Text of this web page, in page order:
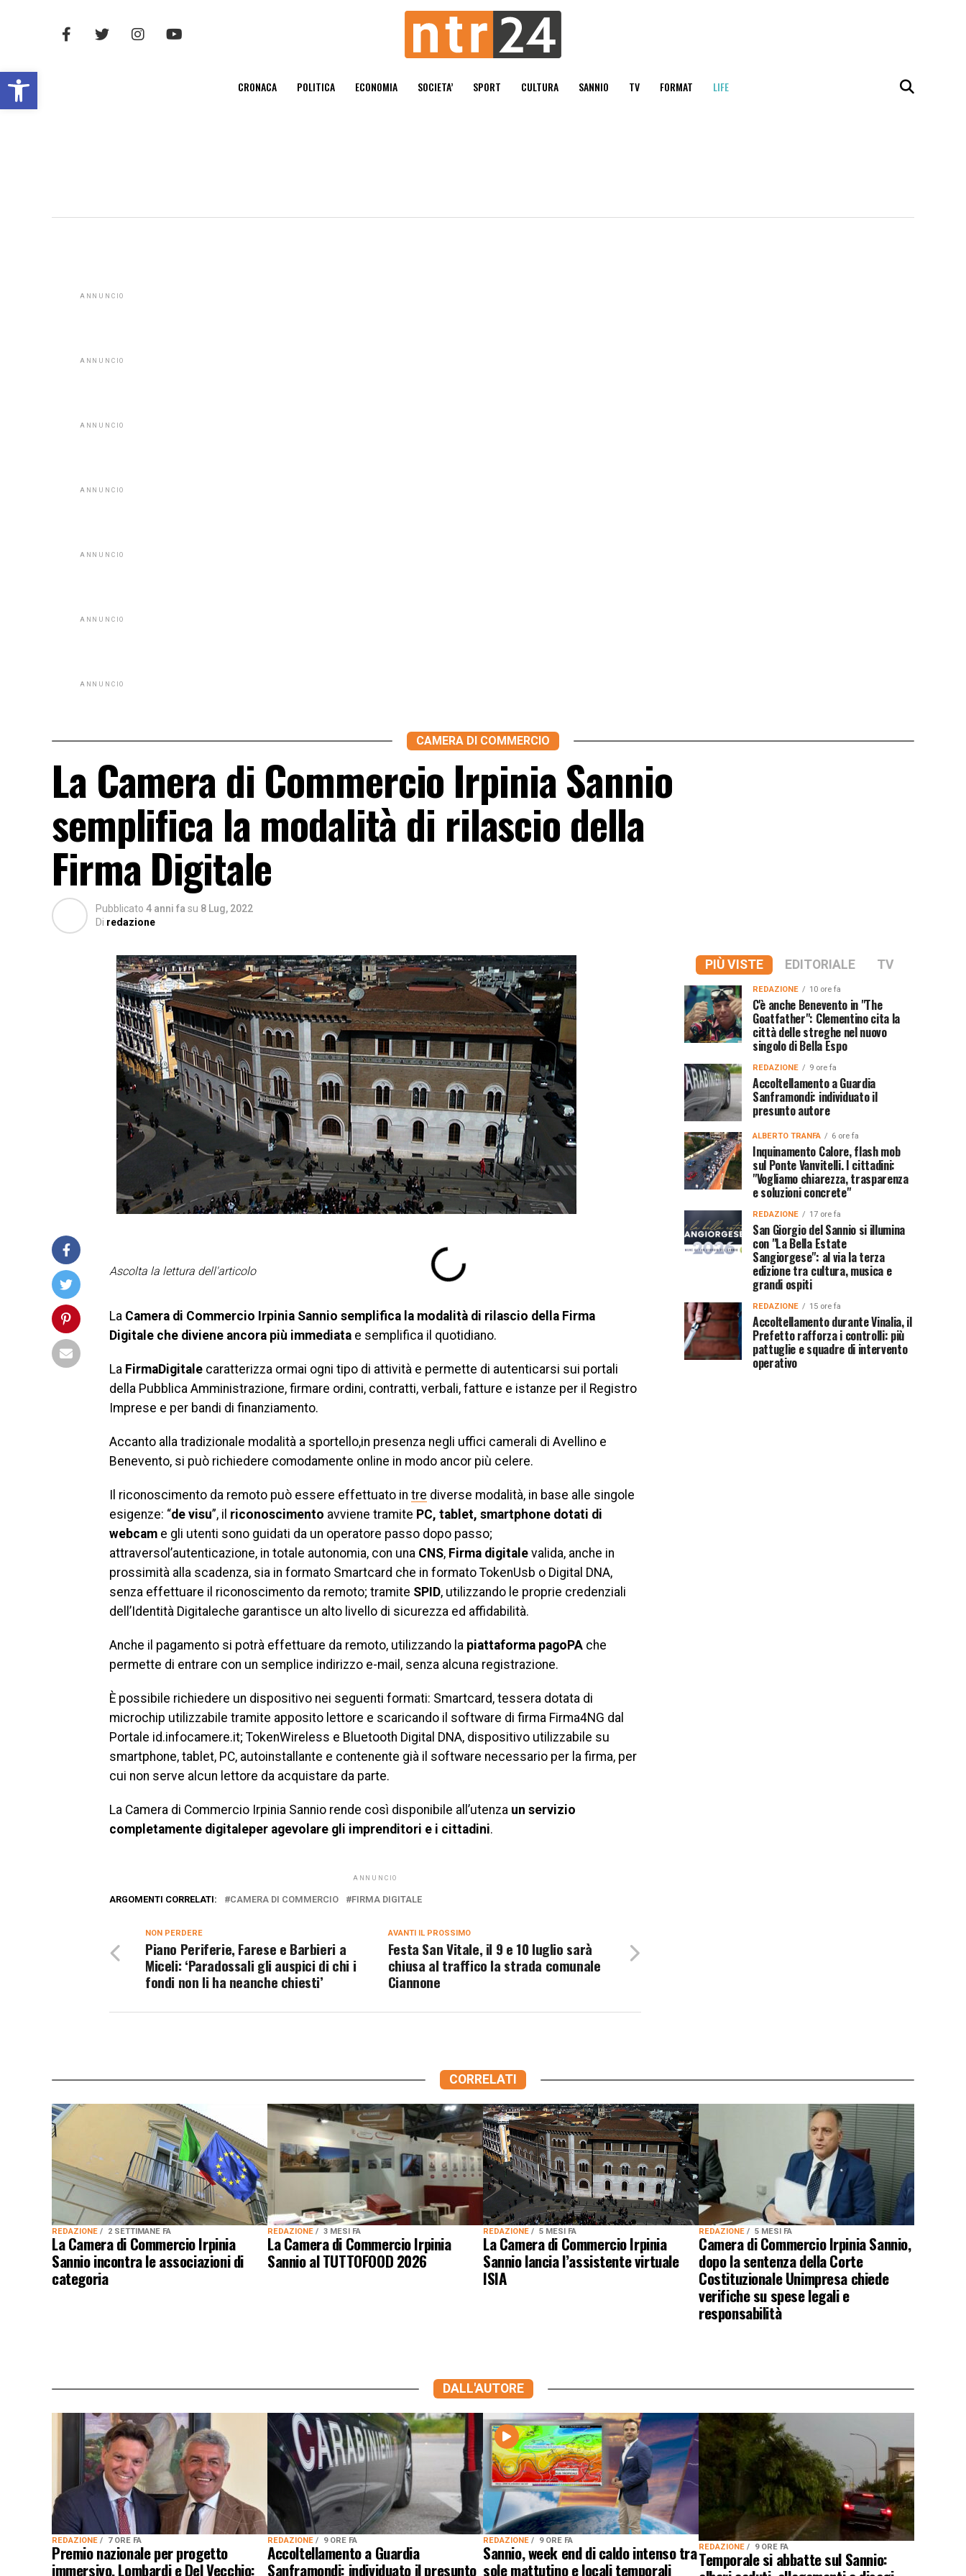
Open toolbar CRONACA POLITICA ECONOMIA SOCIETA’ SPORT CULTURA SANNIO TV FORMAT LIFE
ANNUNCIO
ANNUNCIO
ANNUNCIO
ANNUNCIO
ANNUNCIO
ANNUNCIO
ANNUNCIO
CAMERA DI COMMERCIO
La Camera di Commercio Irpinia Sannio
semplifica la modalità di rilascio della
Firma Digitale
Pubblicato 4 anni fa su 8 Lug, 2022
Di redazione
Ascolta la lettura dell'articolo
La Camera di Commercio Irpinia Sannio semplifica la modalità di rilascio della Firma
Digitale che diviene ancora più immediata e semplifica il quotidiano.
La FirmaDigitale caratterizza ormai ogni tipo di attività e permette di autenticarsi sui portali
della Pubblica Amministrazione, firmare ordini, contratti, verbali, fatture e istanze per il Registro
Imprese e per bandi di finanziamento.
Accanto alla tradizionale modalità a sportello,in presenza negli uffici camerali di Avellino e
Benevento, si può richiedere comodamente online in modo ancor più celere.
Il riconoscimento da remoto può essere effettuato in tre diverse modalità, in base alle singole
esigenze: “de visu”, il riconoscimento avviene tramite PC, tablet, smartphone dotati di
webcam e gli utenti sono guidati da un operatore passo dopo passo;
attraversol’autenticazione, in totale autonomia, con una CNS, Firma digitale valida, anche in
prossimità alla scadenza, sia in formato Smartcard che in formato TokenUsb o Digital DNA,
senza effettuare il riconoscimento da remoto; tramite SPID, utilizzando le proprie credenziali
dell’Identità Digitaleche garantisce un alto livello di sicurezza ed affidabilità.
Anche il pagamento si potrà effettuare da remoto, utilizzando la piattaforma pagoPA che
permette di entrare con un semplice indirizzo e-mail, senza alcuna registrazione.
È possibile richiedere un dispositivo nei seguenti formati: Smartcard, tessera dotata di
microchip utilizzabile tramite apposito lettore e scaricando il software di firma Firma4NG dal
Portale id.infocamere.it; TokenWireless e Bluetooth Digital DNA, dispositivo utilizzabile su
smartphone, tablet, PC, autoinstallante e contenente già il software necessario per la firma, per
cui non serve alcun lettore da acquistare da parte.
La Camera di Commercio Irpinia Sannio rende così disponibile all’utenza un servizio
completamente digitaleper agevolare gli imprenditori e i cittadini.
ANNUNCIO
ARGOMENTI CORRELATI: CAMERA DI COMMERCIO FIRMA DIGITALE
AVANTI IL ​​PROSSIMO
Festa San Vitale, il 9 e 10 luglio sarà
chiusa al traffico la strada comunale
Ciannone
NON PERDERE
Piano Periferie, Farese e Barbieri a
Miceli: ‘Paradossali gli auspici di chi i
fondi non li ha neanche chiesti’
PIÙ VISTE EDITORIALE TV
REDAZIONE 10 ore fa
C'è anche Benevento in "The
Goatfather": Clementino cita la
città delle streghe nel nuovo
singolo di Bella Espo
REDAZIONE 9 ore fa
Accoltellamento a Guardia
Sanframondi: individuato il
presunto autore
ALBERTO TRANFA 6 ore fa
Inquinamento Calore, flash mob
sul Ponte Vanvitelli. I cittadini:
"Vogliamo chiarezza, trasparenza
e soluzioni concrete"
REDAZIONE 17 ore fa
San Giorgio del Sannio si illumina
con "La Bella Estate
Sangiorgese": al via la terza
edizione tra cultura, musica e
grandi ospiti
REDAZIONE 15 ore fa
Accoltellamento durante Vinalia, il
Prefetto rafforza i controlli: più
pattuglie e squadre di intervento
operativo
CORRELATI
REDAZIONE 2 SETTIMANE FA
La Camera di Commercio Irpinia
Sannio incontra le associazioni di
categoria
REDAZIONE 3 MESI FA
La Camera di Commercio Irpinia
Sannio al TUTTOFOOD 2026
REDAZIONE 5 MESI FA
La Camera di Commercio Irpinia
Sannio lancia l’assistente virtuale
ISIA
REDAZIONE 5 MESI FA
Camera di Commercio Irpinia Sannio,
dopo la sentenza della Corte
Costituzionale Unimpresa chiede
verifiche su spese legali e
responsabilità
DALL'AUTORE
REDAZIONE 7 ORE FA
Premio nazionale per progetto
immersivo, Lombardi e Del Vecchio:
REDAZIONE 9 ORE FA
Accoltellamento a Guardia
Sanframondi: individuato il presunto
REDAZIONE 9 ORE FA
Sannio, week end di caldo intenso tra
sole mattutino e locali temporali
REDAZIONE 9 ORE FA
Temporale si abbatte sul Sannio: